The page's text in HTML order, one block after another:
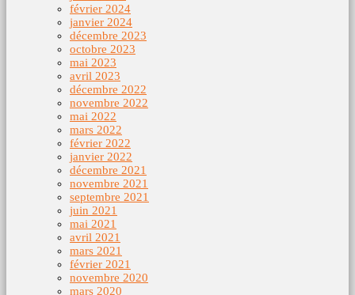
février 2024
janvier 2024
décembre 2023
octobre 2023
mai 2023
avril 2023
décembre 2022
novembre 2022
mai 2022
mars 2022
février 2022
janvier 2022
décembre 2021
novembre 2021
septembre 2021
juin 2021
mai 2021
avril 2021
mars 2021
février 2021
novembre 2020
mars 2020